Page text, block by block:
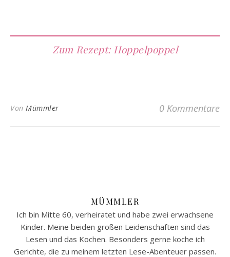
Zum Rezept: Hoppelpoppel
Von Mümmler 0 Kommentare
MÜMMLER
Ich bin Mitte 60, verheiratet und habe zwei erwachsene
Kinder. Meine beiden großen Leidenschaften sind das
Lesen und das Kochen. Besonders gerne koche ich
Gerichte, die zu meinem letzten Lese-Abenteuer passen.